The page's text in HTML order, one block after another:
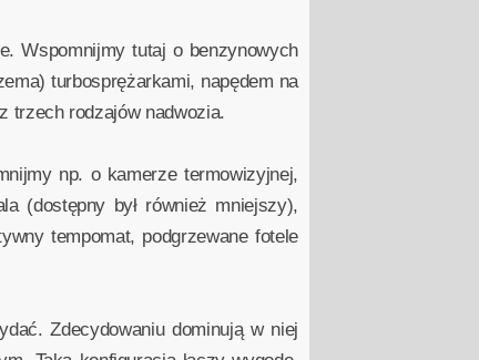
Wspomnijmy tutaj o benzynowych
turbosprężarkami, napędem na
trzech rodzajów nadwozia.
np. o kamerze termowizyjnej,
(dostępny był również mniejszy),
tempomat, podgrzewane fotele
Zdecydowaniu dominują w niej